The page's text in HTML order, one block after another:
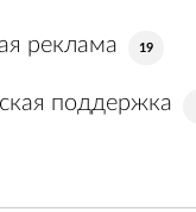
реклама 19
поддержка